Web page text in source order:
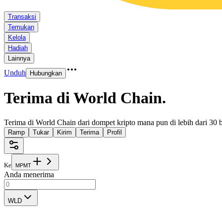
Transaksi
Temukan
Kelola
Hadiah
Lainnya
Unduh Hubungkan
Terima di World Chain.
Terima di World Chain dari dompet kripto mana pun di lebih dari 30
Ramp Tukar Kirim Terima Profil
Ke MPMT
Anda menerima
WLD